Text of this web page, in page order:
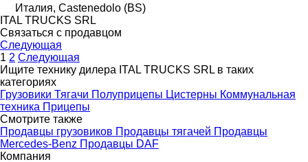
Италия, Castenedolo (BS)
ITAL TRUCKS SRL
Связаться с продавцом
Следующая
1 2 Следующая
Ищите технику дилера ITAL TRUCKS SRL в таких
категориях
Грузовики Тягачи Полуприцепы Цистерны Коммунальная
техника Прицепы
Смотрите также
Продавцы грузовиков Продавцы тягачей Продавцы
Mercedes-Benz Продавцы DAF
Компания